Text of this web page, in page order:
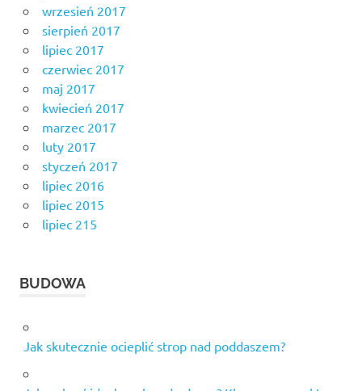
wrzesień 2017
sierpień 2017
lipiec 2017
czerwiec 2017
maj 2017
kwiecień 2017
marzec 2017
luty 2017
styczeń 2017
lipiec 2016
lipiec 2015
lipiec 215
BUDOWA
Jak skutecznie ocieplić strop nad poddaszem?